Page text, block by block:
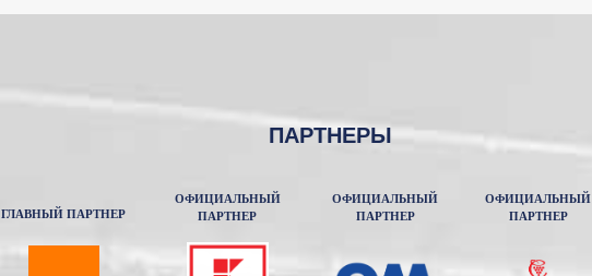
ПАРТНЕРЫ
ГЛАВНЫЙ ПАРТНЕР
ОФИЦИАЛЬНЫЙ
ПАРТНЕР
ОФИЦИАЛЬНЫЙ
ПАРТНЕР
ОФИЦИАЛЬНЫЙ
ПАРТНЕР